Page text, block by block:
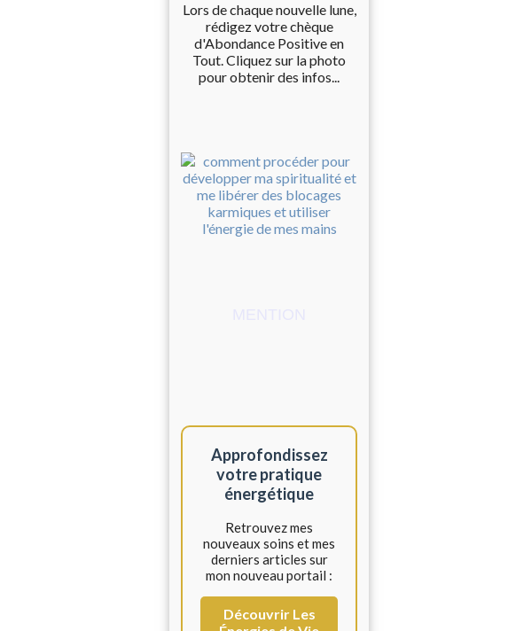
Lors de chaque nouvelle lune,
rédigez votre chèque
d'Abondance Positive en
Tout. Cliquez sur la photo
pour obtenir des infos...
Approfondissez
votre pratique
énergétique
Retrouvez mes
nouveaux soins et mes
derniers articles sur
mon nouveau portail :
Découvrir Les